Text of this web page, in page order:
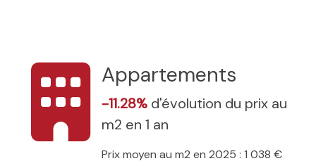
Appartements
-11.28% d'évolution du prix au
m2 en 1 an
Prix moyen au m2 en 2025 : 1 038 €